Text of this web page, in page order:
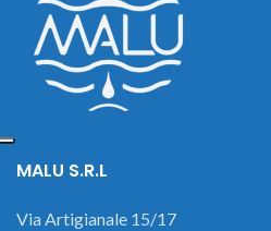
MALU S.R.L
Via Artigianale 15/17